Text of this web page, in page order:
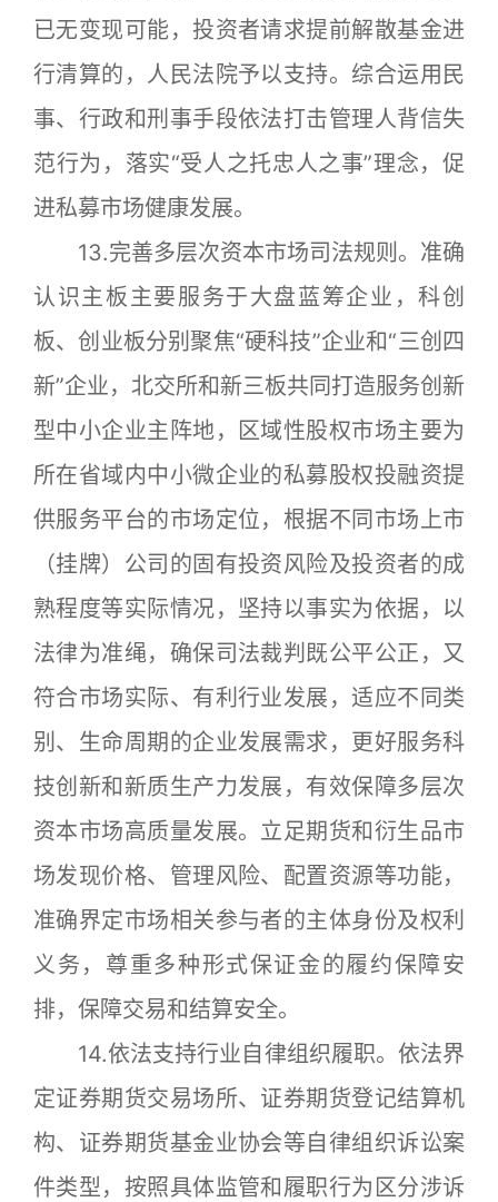
已无变现可能，投资者请求提前解散基金进
行清算的，人民法院予以支持。综合运用民
事、行政和刑事手段依法打击管理人背信失
范行为，落实“受人之托忠人之事”理念，促
进私募市场健康发展。
13.完善多层次资本市场司法规则。准确
认识主板主要服务于大盘蓝筹企业，科创
板、创业板分别聚焦“硬科技”企业和“三创四
新”企业，北交所和新三板共同打造服务创新
型中小企业主阵地，区域性股权市场主要为
所在省域内中小微企业的私募股权投融资提
供服务平台的市场定位，根据不同市场上市
（挂牌）公司的固有投资风险及投资者的成
熟程度等实际情况，坚持以事实为依据，以
法律为准绳，确保司法裁判既公平公正，又
符合市场实际、有利行业发展，适应不同类
别、生命周期的企业发展需求，更好服务科
技创新和新质生产力发展，有效保障多层次
资本市场高质量发展。立足期货和衍生品市
场发现价格、管理风险、配置资源等功能，
准确界定市场相关参与者的主体身份及权利
义务，尊重多种形式保证金的履约保障安
排，保障交易和结算安全。
14.依法支持行业自律组织履职。依法界
定证券期货交易场所、证券期货登记结算机
构、证券期货基金业协会等自律组织诉讼案
件类型，按照具体监管和履职行为区分涉诉